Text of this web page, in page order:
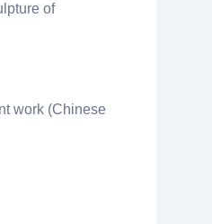
of
work (Chinese